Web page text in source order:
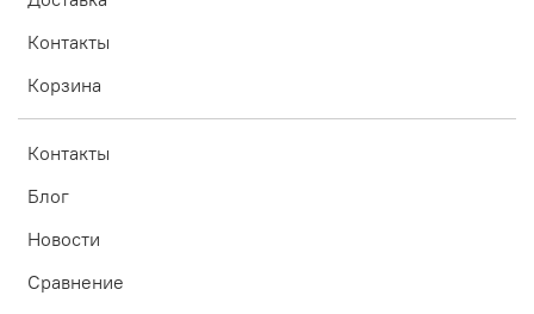
Контакты
Корзина
Контакты
Блог
Новости
Сравнение